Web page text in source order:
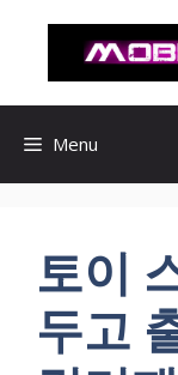
로
Menu
토이
두고